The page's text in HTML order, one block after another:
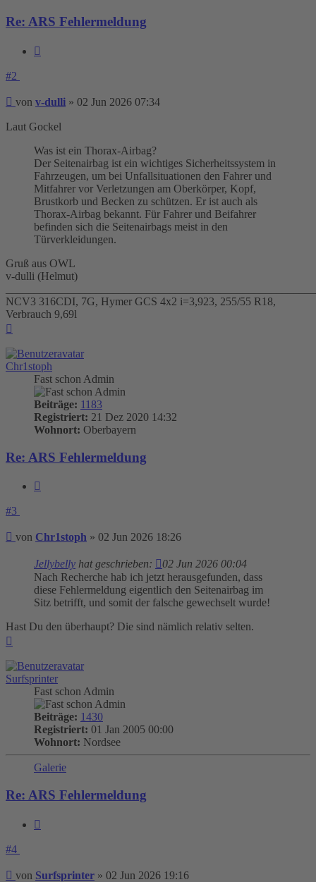
Re: ARS Fehlermeldung
#2
Beitrag
von v-dulli » 02 Jun 2026 07:34
Laut Gockel
Was ist ein Thorax-Airbag?
Der Seitenairbag ist ein wichtiges Sicherheitssystem in
Fahrzeugen, um bei Unfallsituationen den Fahrer und
Mitfahrer vor Verletzungen am Oberkörper, Kopf,
Brustkorb und Becken zu schützen. Er ist auch als
Thorax-Airbag bekannt. Für Fahrer und Beifahrer
befinden sich die Seitenairbags meist in den
Türverkleidungen.
Gruß aus OWL
v-dulli (Helmut)
NCV3 316CDI, 7G, Hymer GCS 4x2 i=3,923, 255/55 R18,
Verbrauch 9,69l
Chr1stoph
Fast schon Admin
Beiträge: 1183
Registriert: 21 Dez 2020 14:32
Wohnort: Oberbayern
Re: ARS Fehlermeldung
#3
Beitrag
von Chr1stoph » 02 Jun 2026 18:26
Jellybelly hat geschrieben:
02 Jun 2026 00:04
Nach Recherche hab ich jetzt herausgefunden, dass
diese Fehlermeldung eigentlich den Seitenairbag im
Sitz betrifft, und somit der falsche gewechselt wurde!
Hast Du den überhaupt? Die sind nämlich relativ selten.
Surfsprinter
Fast schon Admin
Beiträge: 1430
Registriert: 01 Jan 2005 00:00
Wohnort: Nordsee
Galerie
Re: ARS Fehlermeldung
#4
Beitrag
von Surfsprinter » 02 Jun 2026 19:16